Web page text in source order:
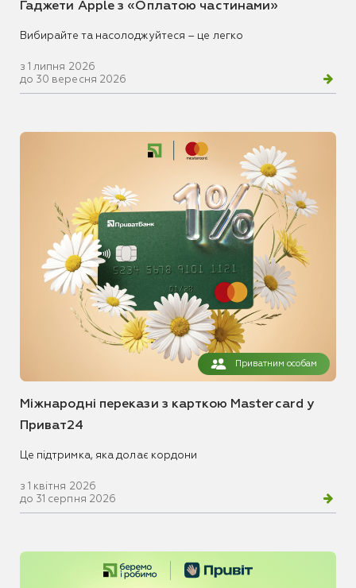
Гаджети Apple з «Оплатою частинами»
Вибирайте та насолоджуйтеся – це легко
з 1 липня 2026
до 30 вересня 2026
Приватним особам
Міжнародні перекази з карткою Mastercard у
Приват24
Це підтримка, яка долає кордони
з 1 квітня 2026
до 31 серпня 2026